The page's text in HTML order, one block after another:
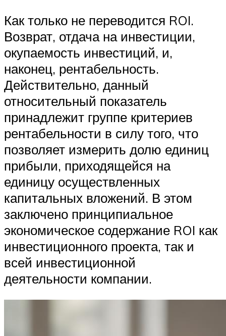
Как только не переводится ROI.
Возврат, отдача на инвестиции,
окупаемость инвестиций, и,
наконец, рентабельность.
Действительно, данный
относительный показатель
принадлежит группе критериев
рентабельности в силу того, что
позволяет измерить долю единиц
прибыли, приходящейся на
единицу осуществленных
капитальных вложений. В этом
заключено принципиальное
экономическое содержание ROI как
инвестиционного проекта, так и
всей инвестиционной
деятельности компании.